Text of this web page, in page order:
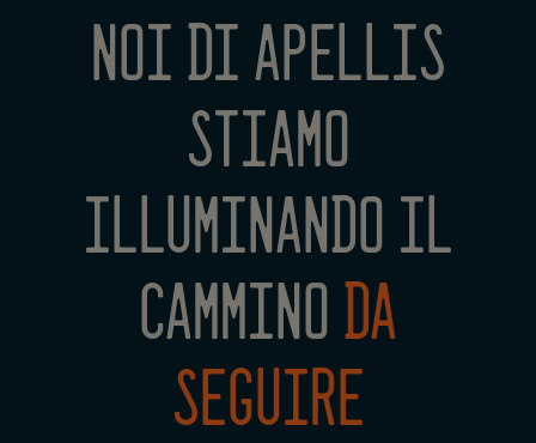
NOI DI APELLIS
STIAMO
ILLUMINANDO IL
CAMMINODA
SEGUIRE